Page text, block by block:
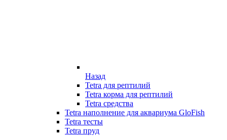
Назад
Tetra для рептилий
Tetra корма для рептилий
Tetra средства
Tetra наполнение для аквариума GloFish
Tetra тесты
Tetra пруд